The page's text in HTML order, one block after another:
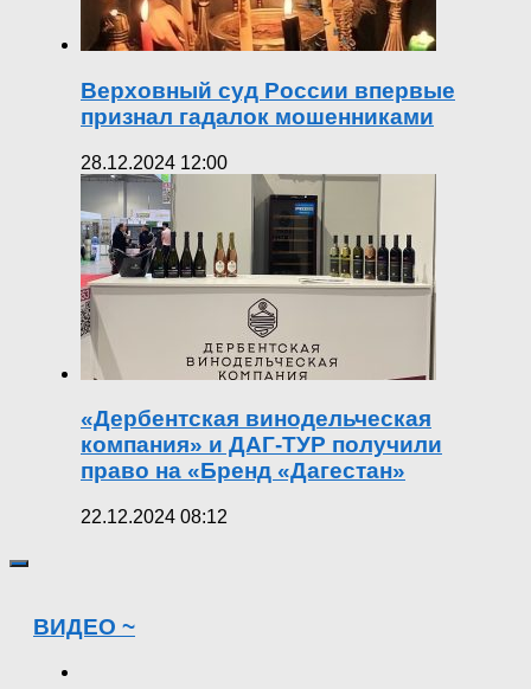
Верховный суд России впервые
признал гадалок мошенниками
28.12.2024 12:00
«Дербентская винодельческая
компания» и ДАГ-ТУР получили
право на «Бренд «Дагестан»
22.12.2024 08:12
ВИДЕО ~